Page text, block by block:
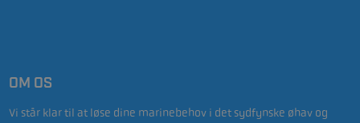
OM OS
Vi står klar til at løse dine marinebehov i det sydfynske øhav og